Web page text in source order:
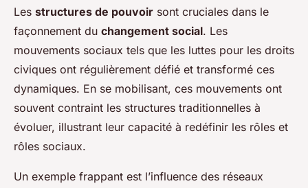
Les structures de pouvoir sont cruciales dans le
façonnement du changement social. Les
mouvements sociaux tels que les luttes pour les droits
civiques ont régulièrement défié et transformé ces
dynamiques. En se mobilisant, ces mouvements ont
souvent contraint les structures traditionnelles à
évoluer, illustrant leur capacité à redéfinir les rôles et
rôles sociaux.
Un exemple frappant est l’influence des réseaux